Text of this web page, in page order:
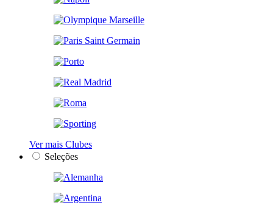
Ver mais Clubes
Seleções